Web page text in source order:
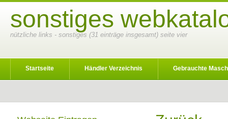
sonstiges
nützliche links - sonstiges (31 einträge insgesamt) seite vier
Startseite Händler Verzeichnis Gebrauchte